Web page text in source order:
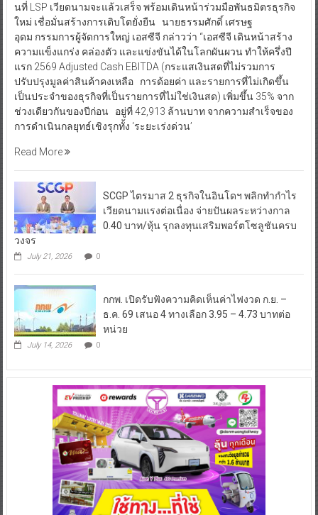
นที่ LSP เวียดนามจะแล้วเสร็จ พร้อมเดินหน้าร่วมมือพันธมิตรธุรกิจ
ใหม่ เชื่อมั่นสร้างการเติบโตยั่งยืน นายธรรมศักดิ์ เศรษฐ
อุดม กรรมการผู้จัดการใหญ่ เอสซีจี กล่าวว่า “เอสซีจี เดินหน้าสร้าง
ความแข็งแกร่ง คล่องตัว และแข่งขันได้ในโลกผันผวน ทำให้ครึ่งปี
แรก 2569 Adjusted Cash EBITDA (กระแสเงินสดที่ไม่รวมการ
ปรับปรุงมูลค่าสินค้าคงเหลือ การด้อยค่า และรายการที่ไม่เกิดขึ้น
เป็นประจำของธุรกิจที่เป็นรายการที่ไม่ใช่เงินสด) เพิ่มขึ้น 35% จาก
ช่วงเดียวกันของปีก่อน อยู่ที่ 42,913 ล้านบาท จากความสำเร็จของ
การดำเนินกลยุทธ์เชิงรุกทั้ง ‘ระยะเร่งด่วน’
Read More
SCGP ไตรมาส 2 ธุรกิจในอินโดฯ พลิกทำกำไร
เวียดนามแรงต่อเนื่อง จ่ายปันผลระหว่างกาล
0.40 บาท/หุ้น รุกลงทุนเสริมพอร์ตโซลูชันครบ
วงจร
July 21, 2026 0
กกพ. เปิดรับฟังความคิดเห็นค่าไฟงวด ก.ย. –
ธ.ค. 69 เสนอ 4 ทางเลือก 3.95 – 4.73 บาทต่อ
หน่วย
July 14, 2026 0